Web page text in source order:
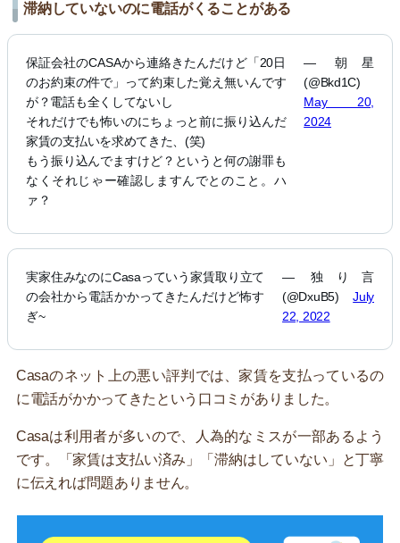
滞納していないのに電話がくることがある
保証会社のCASAから連絡きたんだけど「20日
のお約束の件で」って約束した覚え無いんです
が？電話も全くしてないし
それだけでも怖いのにちょっと前に振り込んだ
家賃の支払いを求めてきた、(笑)
もう振り込んでますけど？というと何の謝罪も
なくそれじゃー確認しますんでとのこと。ハ
ァ？
— 朝星
(@Bkd1C)
May 20,
2024
実家住みなのにCasaっていう家賃取り立て
の会社から電話かかってきたんだけど怖す
ぎ~
— 独り言
(@DxuB5)July
22, 2022
Casaのネット上の悪い評判では、家賃を支払っているの
に電話がかかってきたという口コミがありました。
Casaは利用者が多いので、人為的なミスが一部あるよう
です。「家賃は支払い済み」「滞納はしていない」と丁寧
に伝えれば問題ありません。